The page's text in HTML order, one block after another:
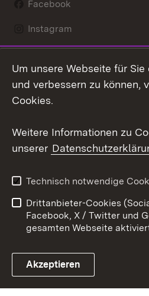
Facebook
Instagram
Mastodon
Youtube
Link zum Landesportal
Kontakt
Barrierefreiheit
Impressum
Um unsere Webseite für
und verbessern zu können,
Cookies.
Weitere Informationen zu
unserer
Technisch notwendige
Drittanbieter-Cookies
Facebook, X / Twitter und
gesamten Webseite
Akzeptieren